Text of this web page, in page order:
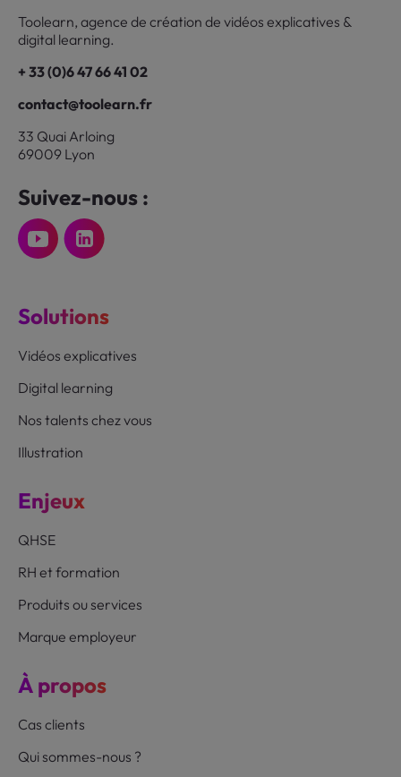
Toolearn, agence de création de vidéos explicatives &
digital learning.
+ 33 (0)6 47 66 41 02
contact@toolearn.fr
33 Quai Arloing
69009 Lyon
Suivez-nous :
Solutions
Vidéos explicatives
Digital learning
Nos talents chez vous
Illustration
Enjeux
QHSE
RH et formation
Produits ou services
Marque employeur
À propos
Cas clients
Qui sommes-nous ?